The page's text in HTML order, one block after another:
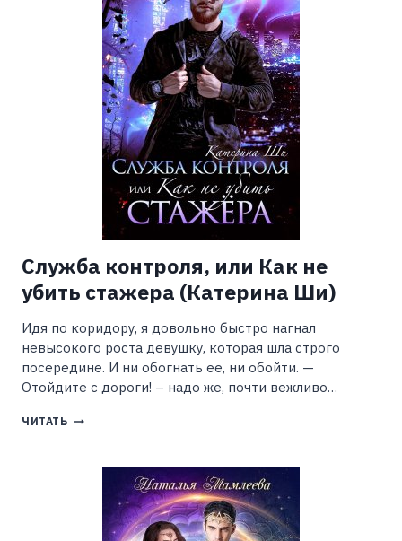
Служба контроля, или Как не
убить стажера (Катерина Ши)
Идя по коридору, я довольно быстро нагнал
невысокого роста девушку, которая шла строго
посередине. И ни обогнать ее, ни обойти. —
Отойдите с дороги! – надо же, почти вежливо…
ЧИТАТЬ СЛУЖБА
СТАЖЕРА
(КАТЕРИНА